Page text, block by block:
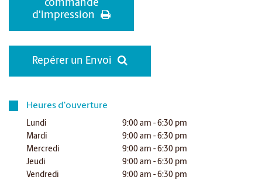
commande
d'impression
Repérer un Envoi
Heures d'ouverture
Lundi
9:00 am - 6:30 pm
Mardi
9:00 am - 6:30 pm
Mercredi
9:00 am - 6:30 pm
Jeudi
9:00 am - 6:30 pm
Vendredi
9:00 am - 6:30 pm